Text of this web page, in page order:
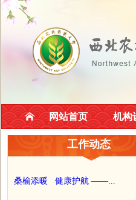
网站首页 机构
工作动态
桑榆添暖 健康护航 ——...